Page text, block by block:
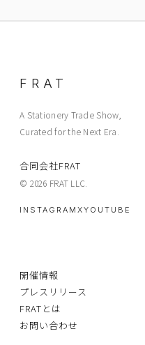
FRAT
A Stationery Trade Show,
Curated for the Next Era.
合同会社FRAT
© 2026 FRAT LLC.
INSTAGRAM XYOUTUBE
開催情報
プレスリリース
FRATとは
お問い合わせ